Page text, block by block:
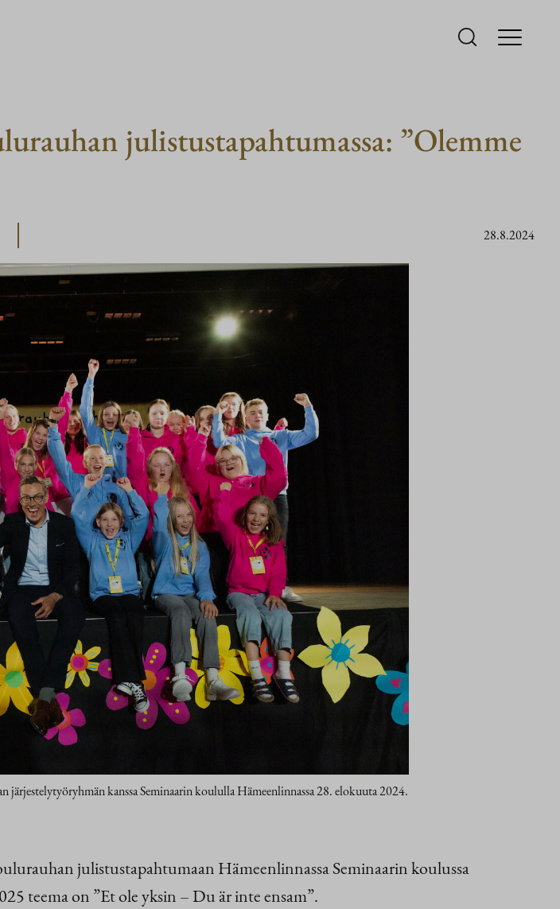
julistustapahtumassa: ”Olemme
28.8.2024
järjestelytyöryhmän kanssa Seminaarin koululla Hämeenlinnassa 28. elokuuta 2024.
julistustapahtumaan Hämeenlinnassa Seminaarin koulussa
teema on ”Et ole yksin – Du är inte ensam”.